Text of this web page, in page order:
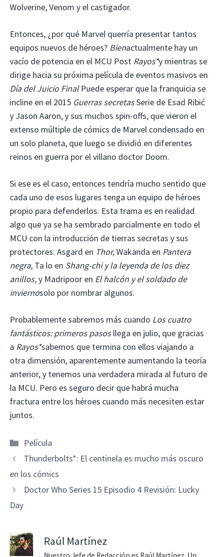
Wolverine, Venom y el castigador.
Entonces, ¿por qué Marvel querría presentar tantos
equipos nuevos de héroes? Bienactualmente hay un
vacío de potencia en el MCU Post Rayos*y mientras se
dirige hacia su próxima película de eventos masivos en
Día del Juicio FinalPuede esperar que la franquicia se
incline en el 2015 Guerras secretasSerie de Esad Ribić
y Jason Aaron, y sus muchos spin-offs, que vieron el
extenso múltiple de cómics de Marvel condensado en
un solo planeta, que luego se dividió en diferentes
reinos en guerra por el villano doctor Doom.
Si ese es el caso, entonces tendría mucho sentido que
cada uno de esos lugares tenga un equipo de héroes
propio para defenderlos. Esta trama es en realidad
algo que ya se ha sembrado parcialmente en todo el
MCU con la introducción de tierras secretas y sus
protectores: Asgard en Thor,Wakanda en Pantera
negra, Ta lo en Shang-chi y la leyenda de los diez
anillos,y Madripoor en El halcón y el soldado de
inviernosolo por nombrar algunos.
Probablemente sabremos más cuando Los cuatro
fantásticos: primeros pasosllega en julio, que gracias
a Rayos*sabemos que termina con ellos viajando a
otra dimensión, aparentemente aumentando la teoría
anterior, y tenemos una verdadera mirada al futuro de
la MCU. Pero es seguro decir que habrá mucha
fractura entre los héroes cuando más necesiten estar
juntos.
Categorías
Película
Thunderbolts*: El centinela es mucho más oscuro
en los cómics
Doctor Who Series 15 Episodio 4 Revisión: Lucky
Day
Raúl Martínez